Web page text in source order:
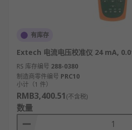
有库存
Extech 电流电压校准仪 24 mA,
RS 库存编号 288-0380
制造商零件编号 PRC10
小计（1 件）
RMB3,400.51(不含税)
数量